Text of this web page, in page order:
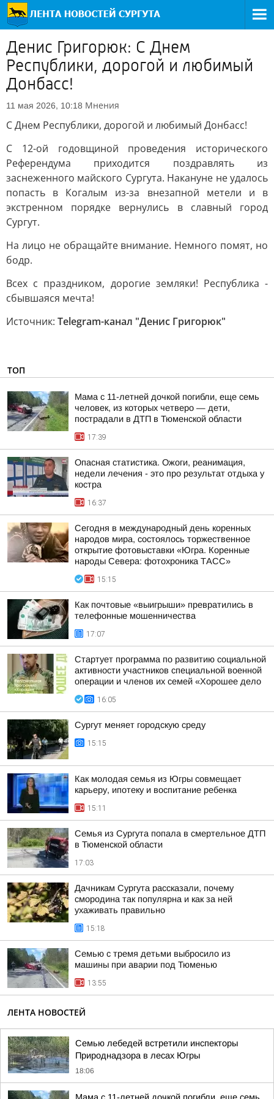
Денис Григорюк: С Днем
Республики, дорогой и любимый
Донбасс!
11 мая 2026, 10:18 Мнения
С Днем Республики, дорогой и любимый Донбасс!
С 12-ой годовщиной проведения исторического
Референдума приходится поздравлять из
заснеженного майского Сургута. Накануне не удалось
попасть в Когалым из-за внезапной метели и в
экстренном порядке вернулись в славный город
Сургут.
На лицо не обращайте внимание. Немного помят, но
бодр.
Всех с праздником, дорогие земляки! Республика -
сбывшаяся мечта!
Источник: Telegram-канал "Денис Григорюк"
ТОП
Мама с 11-летней дочкой погибли, еще семь
человек, из которых четверо — дети,
пострадали в ДТП в Тюменской области
17:39
Опасная статистика. Ожоги, реанимация,
недели лечения - это про результат отдыха у
костра
16:37
Сегодня в международный день коренных
народов мира, состоялось торжественное
открытие фотовыставки «Югра. Коренные
народы Севера: фотохроника ТАСС»
15:15
Как почтовые «выигрыши» превратились в
телефонные мошенничества
17:07
Стартует программа по развитию социальной
активности участников специальной военной
операции и членов их семей «Хорошее дело
16:05
Сургут меняет городскую среду
15:15
Как молодая семья из Югры совмещает
карьеру, ипотеку и воспитание ребенка
15:11
Семья из Сургута попала в смертельное ДТП
в Тюменской области
17:03
Дачникам Сургута рассказали, почему
смородина так популярна и как за ней
ухаживать правильно
15:18
Семью с тремя детьми выбросило из
машины при аварии под Тюменью
13:55
ЛЕНТА НОВОСТЕЙ
Семью лебедей встретили инспекторы
Природнадзора в лесах Югры
18:06